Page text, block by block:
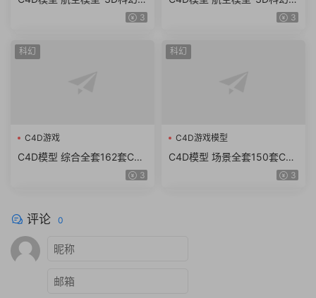
空飞船模型 C4D模型 含贴图3
廊模型 C4D模型 含贴图 含材
3
科幻
C4D游戏
C4D模型 综合全套162套C4D
游戏《爱丽丝：疯狂回归》模
3
科幻
C4D游戏模型
C4D模型 场景全套150套C4
D游戏模型《恐怖迷城》建筑3
评论 0